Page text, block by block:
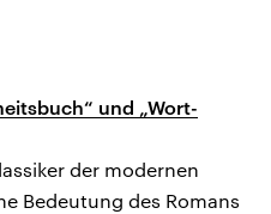
und „Wort-
der modernen
Bedeutung des Romans